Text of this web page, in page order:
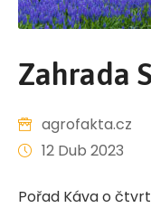
Zahrada
agrofakta.cz
12 Dub 2023
Pořad Káva o